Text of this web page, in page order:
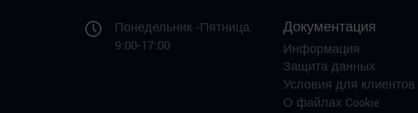
Понедельник -Пятница:
9:00-17:00
Документация
Информация
Защита данных
Условия для клиентов
О файлах Cookie